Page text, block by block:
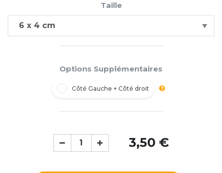
Taille
Options Supplémentaires
Côté Gauche + Côté droit
3,50 €